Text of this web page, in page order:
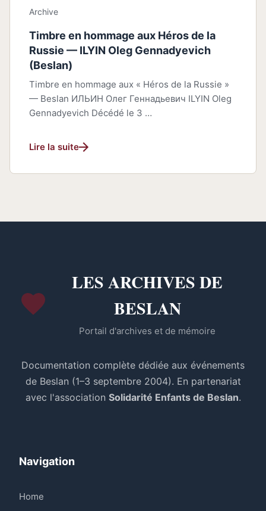
Archive
Timbre en hommage aux Héros de la
Russie — ILYIN Oleg Gennadyevich
(Beslan)
Timbre en hommage aux « Héros de la Russie »
— Beslan ИЛЬИН Олег Геннадьевич ILYIN Oleg
Gennadyevich Décédé le 3 …
Lire la suite
LES ARCHIVES DE
BESLAN
Portail d'archives et de mémoire
Documentation complète dédiée aux événements
de Beslan (1–3 septembre 2004). En partenariat
avec l'association Solidarité Enfants de Beslan.
Navigation
Home